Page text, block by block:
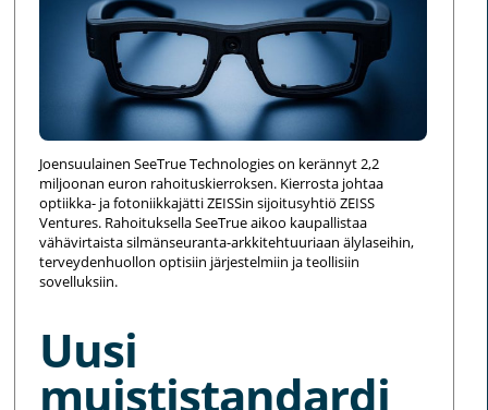
Joensuulainen SeeTrue Technologies on kerännyt 2,2
miljoonan euron rahoituskierroksen. Kierrosta johtaa
optiikka- ja fotoniikkajätti ZEISSin sijoitusyhtiö ZEISS
Ventures. Rahoituksella SeeTrue aikoo kaupallistaa
vähävirtaista silmänseuranta-arkkitehtuuriaan älylaseihin,
terveydenhuollon optisiin järjestelmiin ja teollisiin
sovelluksiin.
Uusi
muististandardi